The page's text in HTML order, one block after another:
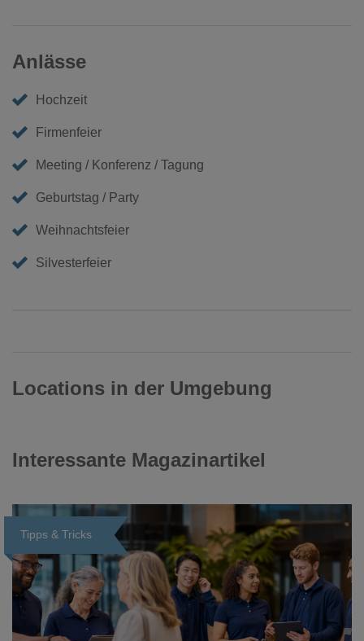
Anlässe
Hochzeit
Firmenfeier
Meeting / Konferenz / Tagung
Geburtstag / Party
Weihnachtsfeier
Silvesterfeier
Locations in der Umgebung
Interessante Magazinartikel
Tipps & Tricks
Loading...